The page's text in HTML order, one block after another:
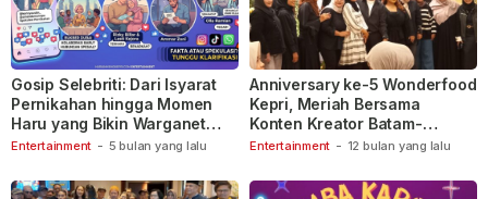
Entertainment - 5 bulan yang lalu
Gosip Selebriti: Dari Isyarat
Pernikahan hingga Momen
Haru yang Bikin Warganet
Berspekulasi
Entertainment - 12 bulan yang lalu
Anniversary ke-5 Wonderfood
Kepri, Meriah Bersama
Konten Kreator Batam-
Tanjungpinang